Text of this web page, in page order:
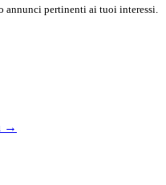
annunci pertinenti ai tuoi interessi.
→